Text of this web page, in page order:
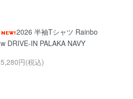
2026 半袖Tシャツ Rainbo
w DRIVE-IN PALAKA NAVY
5,280円(税込)